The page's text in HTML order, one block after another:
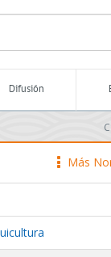
Difusión
icono
Más